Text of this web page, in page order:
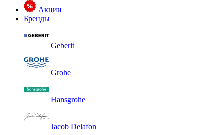
Акции
Бренды
Geberit
Grohe
Hansgrohe
Jacob Delafon